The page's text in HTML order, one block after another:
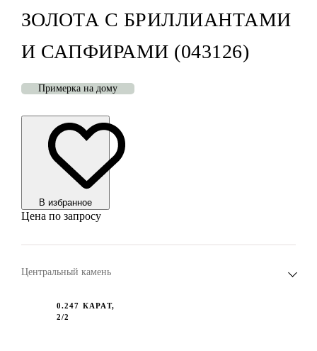
ЗОЛОТА С БРИЛЛИАНТАМИ
И САПФИРАМИ (043126)
Примерка на дому
В избранноe
Цена по запросу
Центральный камень
0.247 КАРАТ,
2/2